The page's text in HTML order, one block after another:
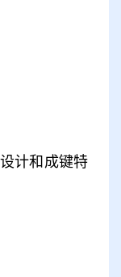
计和成键特